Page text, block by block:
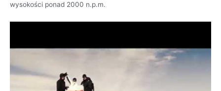
wysokości ponad 2000 n.p.m.